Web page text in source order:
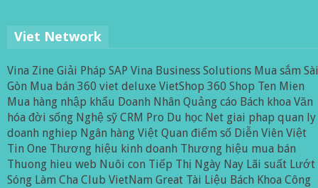
Viet Network
Vina Zine Giải Pháp SAP Vina Business Solutions Mua sắm Sài
Gòn Mua bán 360 viet deluxe VietShop 360 Shop Ten Mien
Mua hàng nhập khẩu Doanh Nhân Quảng cáo Bách khoa Văn
hóa đời sống Nghệ sỹ CRM Pro Du học Net giai phap quan ly
doanh nghiep Ngân hàng Việt Quan điểm số Diễn Viên Việt
Tin One Thương hiệu kinh doanh Thương hiệu mua bán
Thuong hieu web Nuôi con Tiếp Thị Ngày Nay Lãi suất Lướt
Sóng Làm Cha Club VietNam Great Tài Liệu Bách Khoa Công